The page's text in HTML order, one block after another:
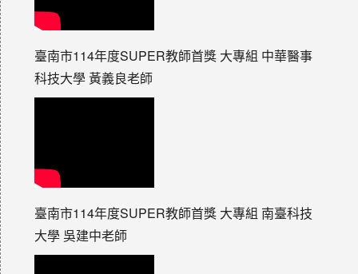
臺南市114年度SUPER教師首獎 大專組 中華醫事
科技大學 黃義良老師
臺南市114年度SUPER教師首獎 大專組 南臺科技
大學 吳建中老師